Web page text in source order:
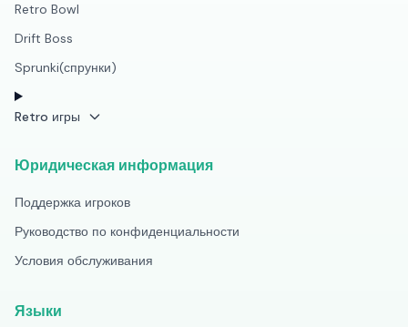
Retro Bowl
Drift Boss
Sprunki(спрунки)
Retro игры
Юридическая информация
Поддержка игроков
Руководство по конфиденциальности
Условия обслуживания
Языки